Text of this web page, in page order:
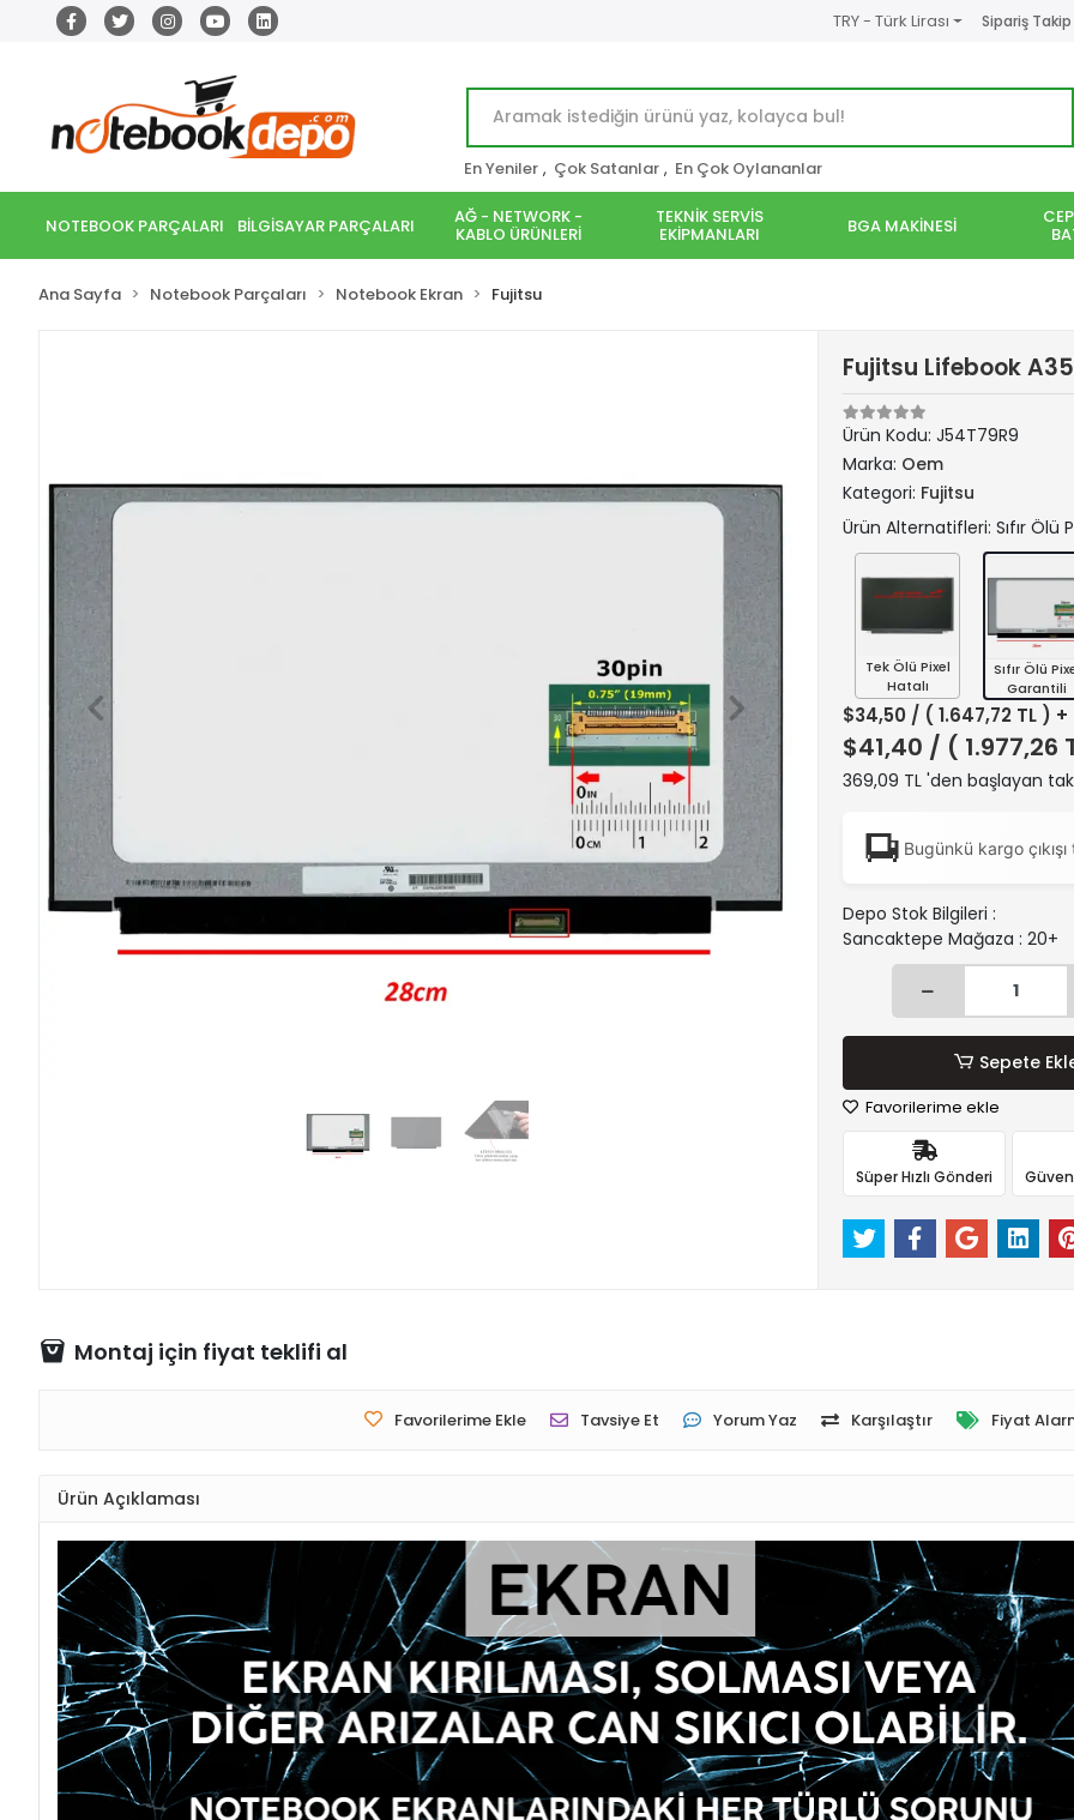
TRY - Türk Lirası Sipariş Takip
En Yeniler , Çok Satanlar , En Çok Oylananlar
NOTEBOOK PARÇALARI BİLGİSAYAR PARÇALARI AĞ - NETWORK -
KABLO ÜRÜNLERİ
TEKNİK SERVİS
EKİPMANLARI BGA MAKİNESİ
Ana Sayfa Notebook Parçaları Notebook Ekran Fujitsu
Fujitsu Lifebook
Ürün Kodu: J54T79R9
Marka: Oem
Kategori: Fujitsu
Ürün Alternatifleri: Sıfır Ölü
Tek Ölü Pixel
Hatalı
Sıfır Ölü
Garantili
$34,50 / ( 1.647,72 TL )
$41,40 / ( 1.977,26
369,09 TL 'den başlayan
Bugünkü kargo
Depo Stok Bilgileri :
Sancaktepe Mağaza : 20+
Sepete
Favorilerime ekle
Süper Hızlı Gönderi
Montaj için fiyat teklifi al
Favorilerime Ekle Tavsiye Et Yorum Yaz Karşılaştır Fiyat
Ürün Açıklaması